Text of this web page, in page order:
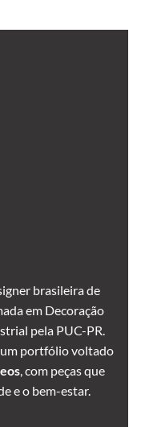
brasileira de
em Decoração
pela PUC-PR.
um portfólio voltado
, com peças que
e o bem-estar.